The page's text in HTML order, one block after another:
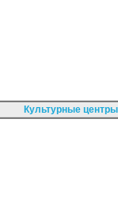
Культурные